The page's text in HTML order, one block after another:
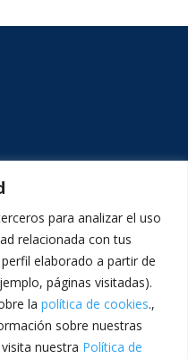
para analizar el uso
relacionada con tus
elaborado a partir de
páginas visitadas).
la política de cookies.,
sobre nuestras
nuestra Política de
· Paterna, València ·